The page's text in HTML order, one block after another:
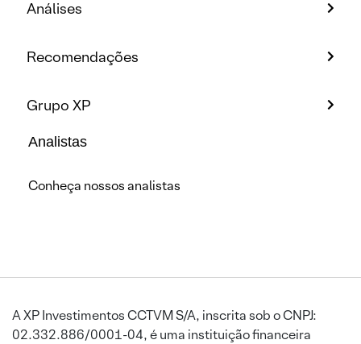
Análises
Recomendações
Grupo XP
Analistas
Conheça nossos analistas
A XP Investimentos CCTVM S/A, inscrita sob o CNPJ:
02.332.886/0001-04, é uma instituição financeira